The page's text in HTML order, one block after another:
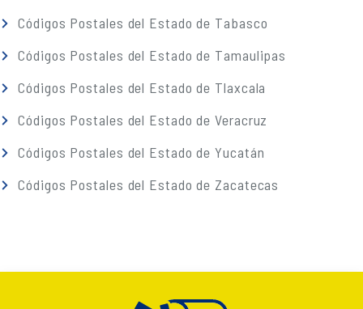
Códigos Postales del Estado de Tabasco
Códigos Postales del Estado de Tamaulipas
Códigos Postales del Estado de Tlaxcala
Códigos Postales del Estado de Veracruz
Códigos Postales del Estado de Yucatán
Códigos Postales del Estado de Zacatecas